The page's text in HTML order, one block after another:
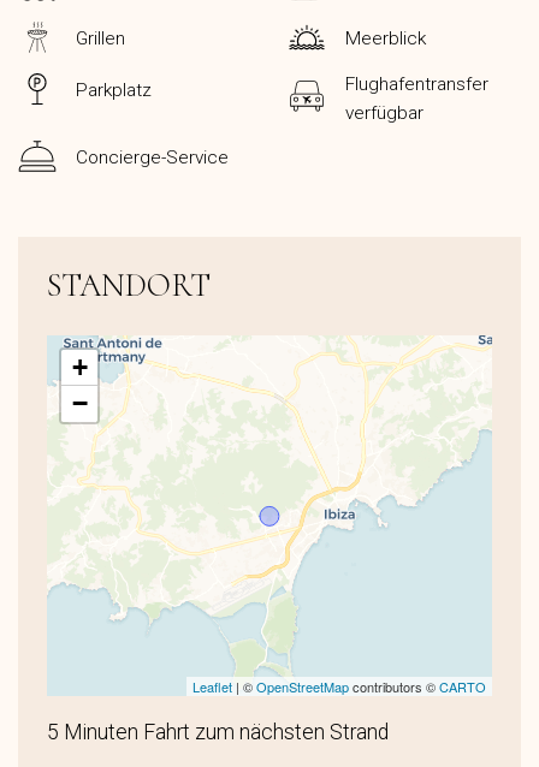
Grillen Meerblick
Parkplatz
Flughafentransfer
verfügbar
Concierge-Service
STANDORT
+
−
Leaflet | ©OpenStreetMapcontributors ©CARTO
5 Minuten Fahrt zum nächsten Strand